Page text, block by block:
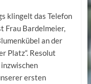
klingelt das Telefon
Frau Bardelmeier,
an der
Platz“. Resolut
ersten